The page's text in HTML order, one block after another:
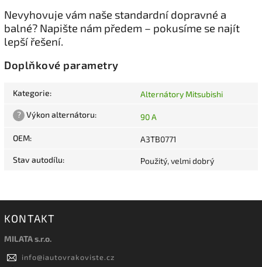
Nevyhovuje vám naše standardní dopravné a
balné? Napište nám předem – pokusíme se najít
lepší řešení.
Doplňkové parametry
Kategorie: Alternátory Mitsubishi
? Výkon alternátoru: 90 A
OEM: A3TB0771
Stav autodílu: Použitý, velmi dobrý
KONTAKT
MILATA s.r.o.
info@iautovrakoviste.cz